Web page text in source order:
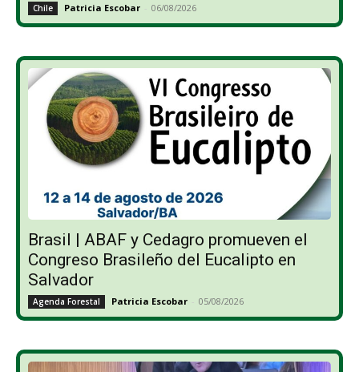
Chile Patricia Escobar - 06/08/2026
Brasil | ABAF y Cedagro promueven el
Congreso Brasileño del Eucalipto en
Salvador
Agenda Forestal Patricia Escobar - 05/08/2026